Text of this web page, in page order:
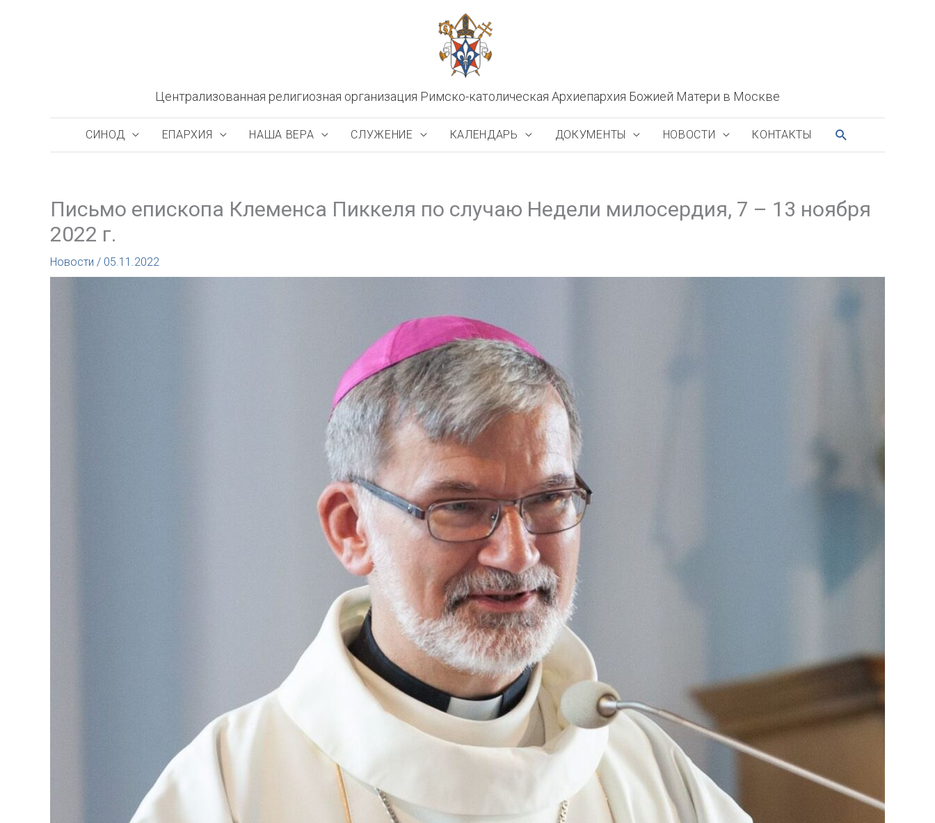
Централизованная религиозная организация Римско-католическая Архиепархия Божией Матери в Москве
СИНОД ЕПАРХИЯ НАША ВЕРА СЛУЖЕНИЕ КАЛЕНДАРЬ ДОКУМЕНТЫ НОВОСТИ КОНТАКТЫ ПОИСК
Письмо епископа Клеменса Пиккеля по случаю Недели милосердия, 7 – 13 ноября
2022 г.
Новости / 05.11.2022